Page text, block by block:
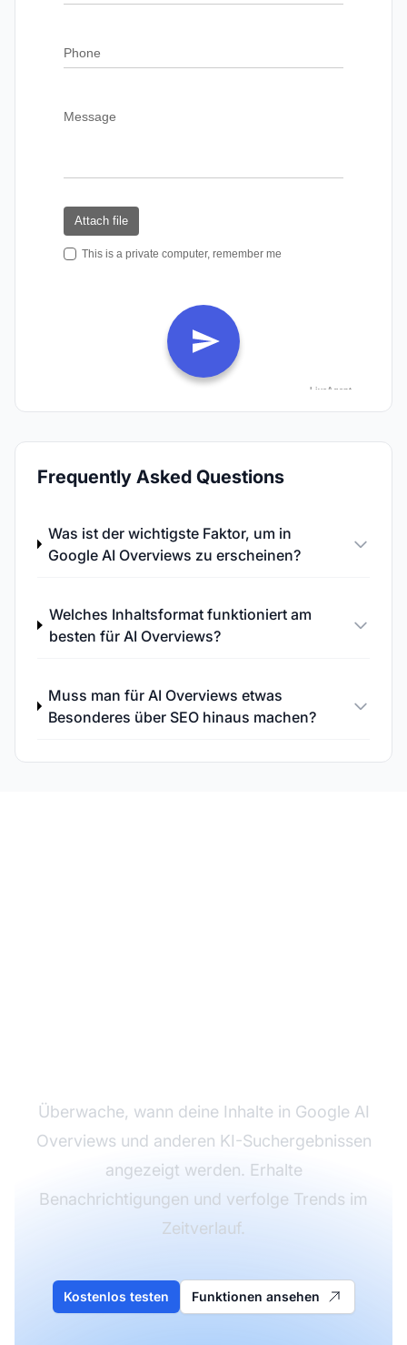
Frequently Asked Questions
Was ist der wichtigste Faktor, um in
Google AI Overviews zu erscheinen?
Welches Inhaltsformat funktioniert am
besten für AI Overviews?
Muss man für AI Overviews etwas
Besonderes über SEO hinaus machen?
Überwache, wann deine Inhalte in Google AI
Overviews und anderen KI-Suchergebnissen
angezeigt werden. Erhalte
Benachrichtigungen und verfolge Trends im
Zeitverlauf.
Kostenlos testen Funktionen ansehen